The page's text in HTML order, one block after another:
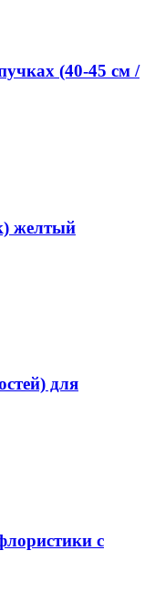
(40-45 см /
желтый
для
с